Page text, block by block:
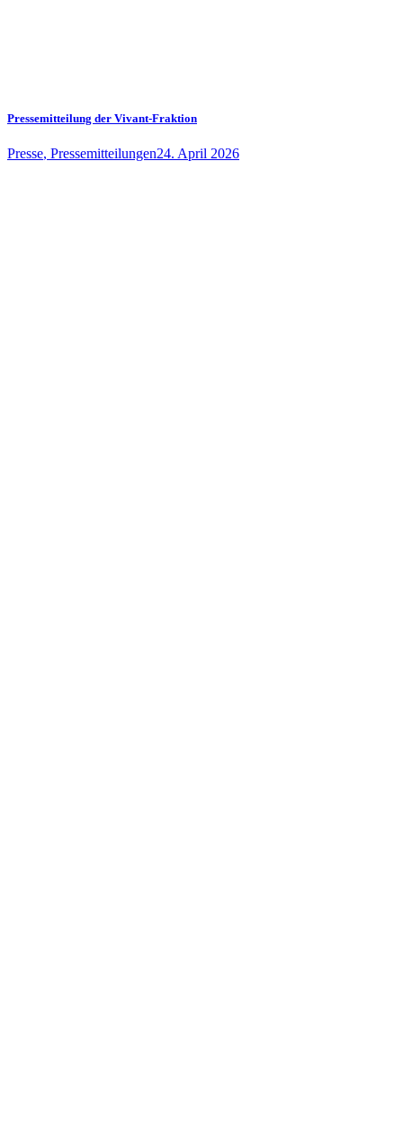
Pressemitteilung der Vivant-Fraktion
Presse, Pressemitteilungen24. April 2026